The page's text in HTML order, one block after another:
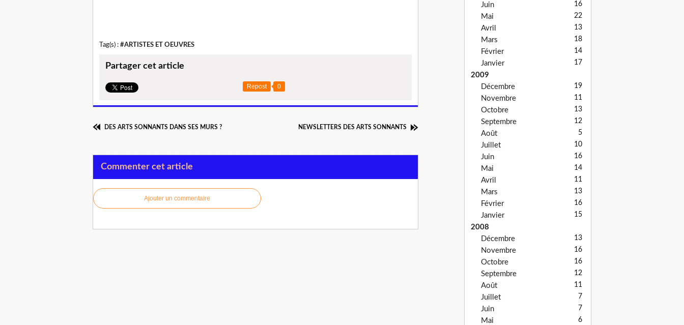
Tag(s) : #ARTISTES ET OEUVRES
Partager cet article
Repost 0
DES ARTS SONNANTS DANS SES MURS ? NEWSLETTERS DES ARTS SONNANTS
Commenter cet article
Ajouter un commentaire
Juin 16
Mai 22
Avril 13
Mars 18
Février 14
Janvier 17
2009
Décembre
19
Novembre 11
Octobre 13
Septembre 12
Août 5
Juillet 10
Juin 16
Mai 14
Avril 11
Mars 13
Février 16
Janvier 15
2008
Décembre
13
Novembre 16
Octobre 16
Septembre 12
Août 11
Juillet 7
Juin 7
Mai 6